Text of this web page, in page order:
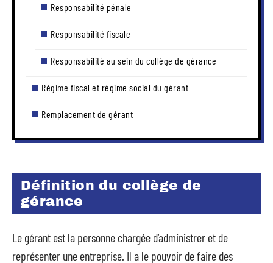
Responsabilité pénale
Responsabilité fiscale
Responsabilité au sein du collège de gérance
Régime fiscal et régime social du gérant
Remplacement de gérant
Définition du collège de
gérance
Le gérant est la personne chargée d’administrer et de
représenter une entreprise. Il a le pouvoir de faire des